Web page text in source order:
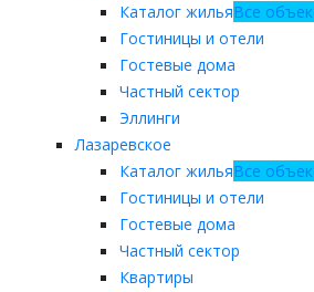
Каталог жильяВсе
Гостиницы и отели
Гостевые дома
Частный сектор
Эллинги
Лазаревское
Каталог жильяВсе
Гостиницы и отели
Гостевые дома
Частный сектор
Квартиры